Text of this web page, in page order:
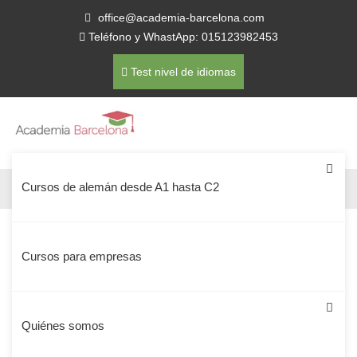
office@academia-barcelona.com
Teléfono y WhastApp: 015123982453
Test nivel de idiomas
Cursos de alemán desde A1 hasta C2
Cursos para empresas
Quiénes somos
Inscríbete en nuestra